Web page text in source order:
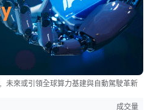
未來或引領全球算力基建與自動駕駛革新
成交量